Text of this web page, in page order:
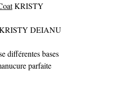
KRISTY
DEIANU
différentes bases
parfaite